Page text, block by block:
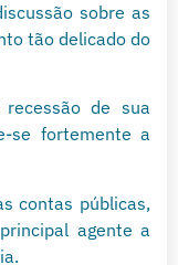
sobre as
tão delicado do
de sua
se fortemente a
contas públicas,
agente a